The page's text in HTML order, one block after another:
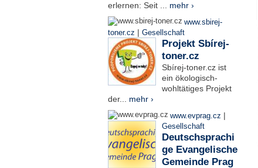
erlernen: Seit ... mehr ›
www.sbirej-
toner.cz | Gesellschaft
Projekt Sbírej-
toner.cz
Sbírej-toner.cz ist
ein ökologisch-
wohltätiges Projekt
der... mehr ›
www.evprag.cz |
Gesellschaft
Deutschsprachi
ge Evangelische
Gemeinde Prag